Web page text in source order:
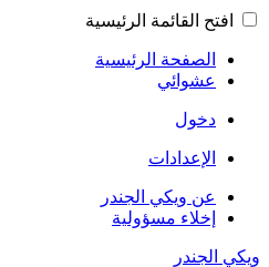
افتح القائمة الرئيسية
الصفحة الرئيسية
عشوائي
دخول
الإعدادات
عن ويكي الجندر
إخلاء مسؤولية
ويكي الجندر